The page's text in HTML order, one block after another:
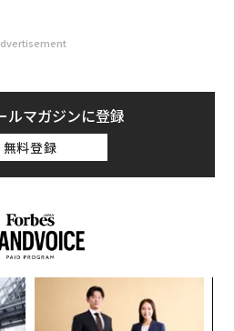
ルマガジンに登録
無料登録